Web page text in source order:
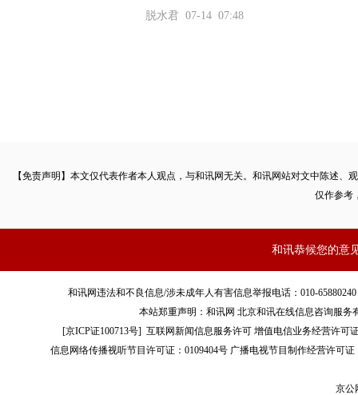
脱水君 07-14 07:48
【免责声明】本文仅代表作者本人观点，与和讯网无关。和讯网站对文中陈述
仅作参考
和讯恭候您的意
和讯网违法和不良信息/涉未成年人有害信息举报电话：010-
本站郑重声明：和讯网 北京和讯在线信息咨询服
[京ICP证100713号]互联网新闻信息服务许可 增值电信业务经营许可
信息网络传播视听节目许可证：0109404号 广播电视节目制作经营许可证
京公